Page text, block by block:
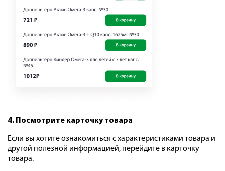
4. Посмотрите карточку товара
Если вы хотите ознакомиться с характеристиками товара и
другой полезной информацией, перейдите в карточку
товара.